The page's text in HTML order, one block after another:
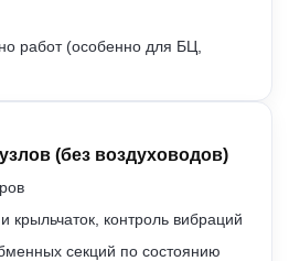
работ (особенно для БЦ,
(без воздуховодов)
крыльчаток, контроль вибраций
секций по состоянию